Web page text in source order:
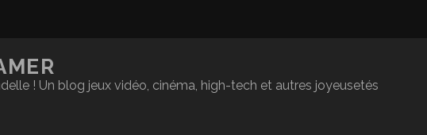
! Un blog jeux vidéo, cinéma, high-tech et autres joyeusetés